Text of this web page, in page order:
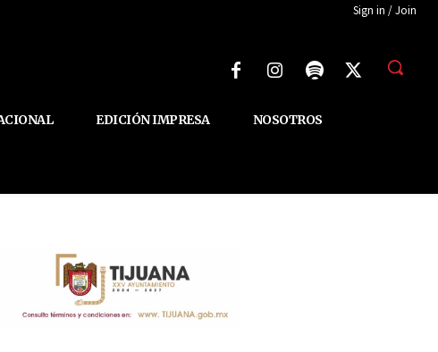
Sign in / Join
EDICIÓN IMPRESA NOSOTROS